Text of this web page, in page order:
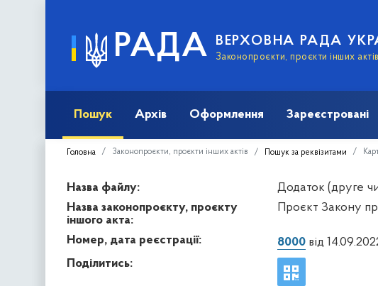
РАДА ВЕРХОВНА РАДА
Законопроєкти, проєкти інших актів
Пошук Архів Оформлення Зареєстровані
Головна Законопроєкти, проєкти інших актів Пошук за реквізитами
Назва файлу:
Додаток (друге
Назва законопроєкту, проєкту
іншого акта:
Проєкт Закону
Номер, дата реєстрації: 8000від
Поділитись: